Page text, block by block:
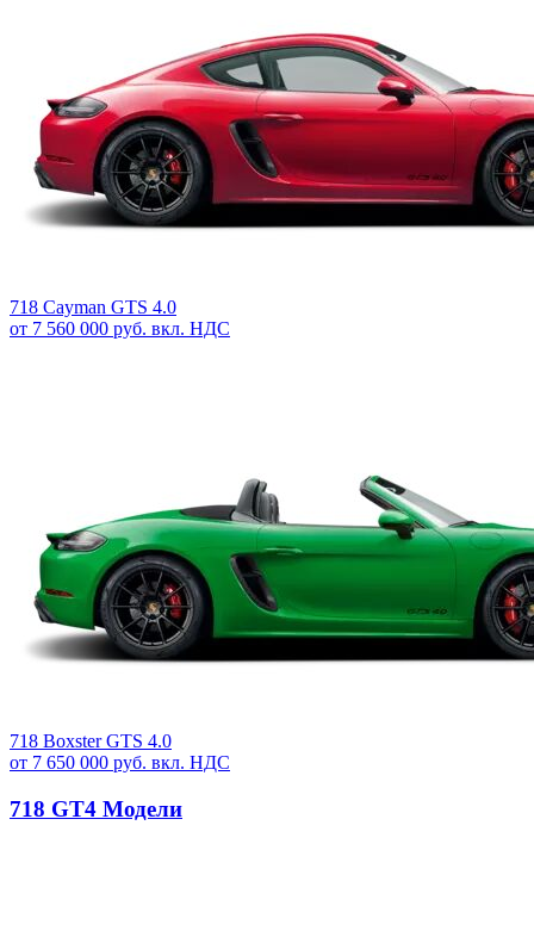
718 Cayman GTS 4.0
от 7 560 000 руб. вкл. НДС
718 Boxster GTS 4.0
от 7 650 000 руб. вкл. НДС
718 GT4 Модели